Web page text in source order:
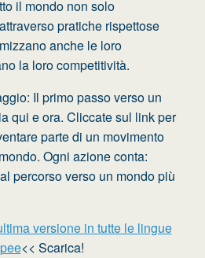
il mondo non solo
pratiche rispettose
anche le loro
la loro competitività.
Il primo passo verso un
qui e ora. Cliccate sul link per
parte di un movimento
Ogni azione conta:
percorso verso un mondo più
versione in tutte le lingue
<< Scarica!